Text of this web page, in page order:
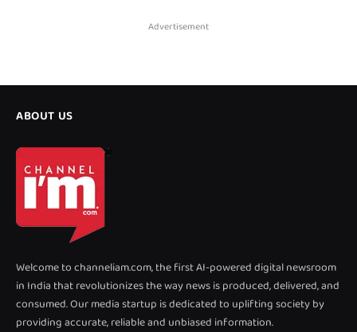
Advertisement
ABOUT US
Welcome to channeliam.com, the first AI-powered digital newsroom
in India that revolutionizes the way news is produced, delivered, and
consumed. Our media startup is dedicated to uplifting society by
providing accurate, reliable and unbiased information.